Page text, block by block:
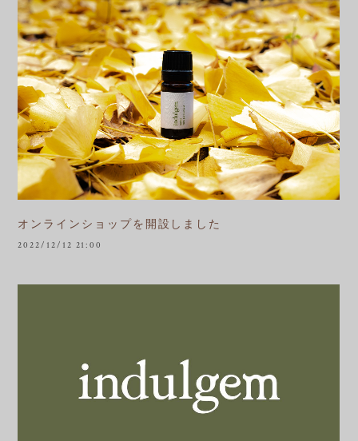
オンラインショップを開設しました
2022/12/12 21:00